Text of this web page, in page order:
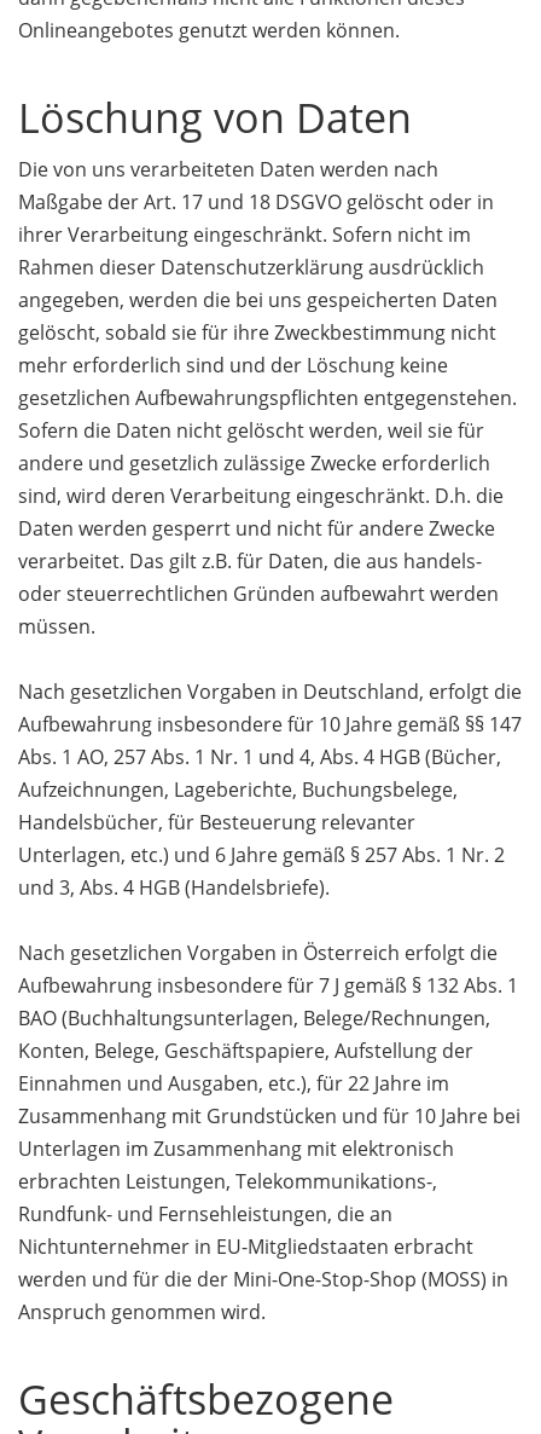
Onlineangebotes genutzt werden können.
Löschung von Daten
Die von uns verarbeiteten Daten werden nach
Maßgabe der Art. 17 und 18 DSGVO gelöscht oder in
ihrer Verarbeitung eingeschränkt. Sofern nicht im
Rahmen dieser Datenschutzerklärung ausdrücklich
angegeben, werden die bei uns gespeicherten Daten
gelöscht, sobald sie für ihre Zweckbestimmung nicht
mehr erforderlich sind und der Löschung keine
gesetzlichen Aufbewahrungspflichten entgegenstehen.
Sofern die Daten nicht gelöscht werden, weil sie für
andere und gesetzlich zulässige Zwecke erforderlich
sind, wird deren Verarbeitung eingeschränkt. D.h. die
Daten werden gesperrt und nicht für andere Zwecke
verarbeitet. Das gilt z.B. für Daten, die aus handels-
oder steuerrechtlichen Gründen aufbewahrt werden
müssen.
Nach gesetzlichen Vorgaben in Deutschland, erfolgt die
Aufbewahrung insbesondere für 10 Jahre gemäß §§ 147
Abs. 1 AO, 257 Abs. 1 Nr. 1 und 4, Abs. 4 HGB (Bücher,
Aufzeichnungen, Lageberichte, Buchungsbelege,
Handelsbücher, für Besteuerung relevanter
Unterlagen, etc.) und 6 Jahre gemäß § 257 Abs. 1 Nr. 2
und 3, Abs. 4 HGB (Handelsbriefe).
Nach gesetzlichen Vorgaben in Österreich erfolgt die
Aufbewahrung insbesondere für 7 J gemäß § 132 Abs. 1
BAO (Buchhaltungsunterlagen, Belege/Rechnungen,
Konten, Belege, Geschäftspapiere, Aufstellung der
Einnahmen und Ausgaben, etc.), für 22 Jahre im
Zusammenhang mit Grundstücken und für 10 Jahre bei
Unterlagen im Zusammenhang mit elektronisch
erbrachten Leistungen, Telekommunikations-,
Rundfunk- und Fernsehleistungen, die an
Nichtunternehmer in EU-Mitgliedstaaten erbracht
werden und für die der Mini-One-Stop-Shop (MOSS) in
Anspruch genommen wird.
Geschäftsbezogene